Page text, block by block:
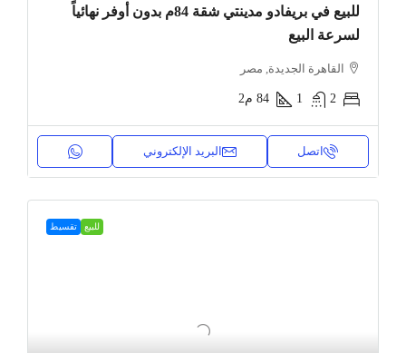
للبيع في بريفادو مدينتي شقة 84م بدون أوفر نهائياً
لسرعة البيع
القاهرة الجديدة, مصر
2
1
84 م2
اتصل البريد الإلكتروني
للبيع تقسيط